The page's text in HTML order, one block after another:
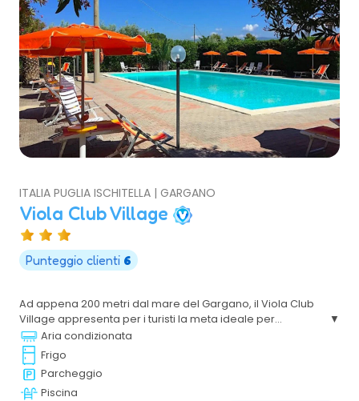
ITALIA PUGLIA ISCHITELLA | GARGANO
Viola Club Village
Punteggio clienti 6
Ad appena 200 metri dal mare del Gargano, il Viola Club
Village appresenta per i turisti la meta ideale per
trascorrere vacanze rilassanti e confortevoli. Non
mancheranno per una vacanza indimenticabile serate
danzanti con musica dal vivo e animazione per grandi i
piccini.
Aria condizionata
Frigo
Parcheggio
Piscina